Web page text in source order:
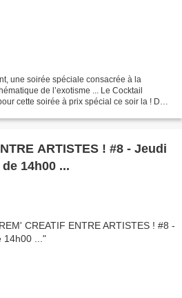
une soirée spéciale consacrée à la
de l’exotisme ... Le Cocktail
cette soirée à prix spécial ce soir la ! Des
ARTISTES ! #8 - Jeudi
14h00 ...